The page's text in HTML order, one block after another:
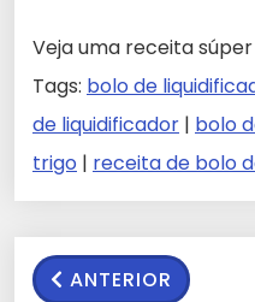
Veja uma receita
Tags: bolo de
de liquidificador | bolo
trigo | receita de bolo
ANTERIOR